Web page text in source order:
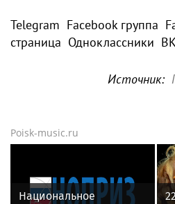
Telegram Facebook группа
страница Одноклассники
Источник:
Poisk-music.ru
Национальное